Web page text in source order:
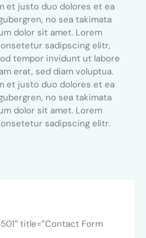
et justo duo dolores et ea
no sea takimata
dolor sit amet. Lorem
sadipscing elitr,
tempor invidunt ut labore
erat, sed diam voluptua.
et justo duo dolores et ea
no sea takimata
dolor sit amet. Lorem
sadipscing elitr.
title=”Contact Form